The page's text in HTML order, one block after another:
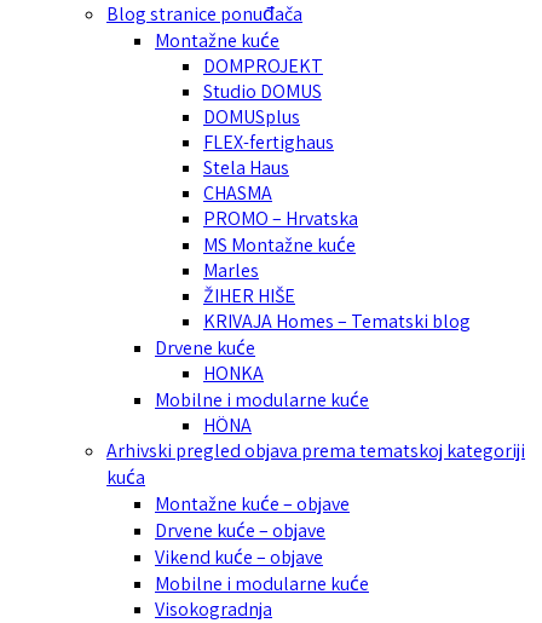
Blog stranice ponuđača
Montažne kuće
DOMPROJEKT
Studio DOMUS
DOMUSplus
FLEX-fertighaus
Stela Haus
CHASMA
PROMO – Hrvatska
MS Montažne kuće
Marles
ŽIHER HIŠE
KRIVAJA Homes – Tematski blog
Drvene kuće
HONKA
Mobilne i modularne kuće
HÖNA
Arhivski pregled objava prema tematskoj kategoriji
kuća
Montažne kuće – objave
Drvene kuće – objave
Vikend kuće – objave
Mobilne i modularne kuće
Visokogradnja